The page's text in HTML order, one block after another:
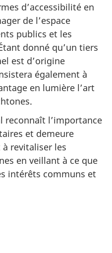
d’accessibilité en
de l’espace
publics et les
donné qu’un tiers
est d’origine
également à
en lumière l’art
reconnaît l’importance
et demeure
revitaliser les
en veillant à ce que
intérêts communs et